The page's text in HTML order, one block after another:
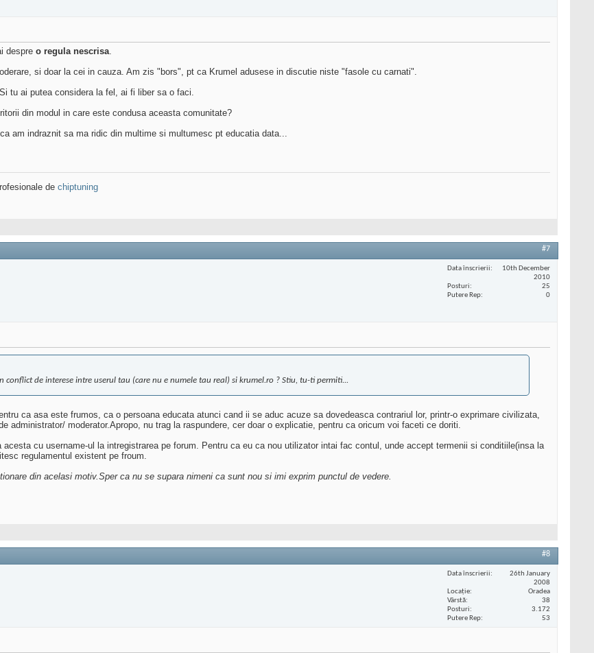
despre o regula nescrisa.
si doar la cei in cauza. Am zis "bors", pt ca Krumel adusese in discutie niste "fasole cu carnati".
tu ai putea considera la fel, ai fi liber sa o faci.
din modul in care este condusa aceasta comunitate?
am indraznit sa ma ridic din multime si multumesc pt educatia data...
de chiptuning
#7
Data înscrierii
10th December
2010
Posturi
25
Putere Rep
0
de interese intre userul tau (care nu e numele tau real) si krumel.ro ? Stiu, tu-ti permiti...
ca asa este frumos, ca o persoana educata atunci cand ii se aduc acuze sa dovedeasca contrariul lor, printr-o exprimare civilizata,
administrator/ moderator.Apropo, nu trag la raspundere, cer doar o explicatie, pentru ca oricum voi faceti ce doriti.
cu username-ul la intregistrarea pe forum. Pentru ca eu ca nou utilizator intai fac contul, unde accept termenii si conditiile(insa la
regulamentul existent pe froum.
din acelasi motiv.Sper ca nu se supara nimeni ca sunt nou si imi exprim punctul de vedere.
#8
Data înscrierii
26th January
2008
Locaţie
Oradea
Vârstă
38
Posturi
3.172
Putere Rep
53